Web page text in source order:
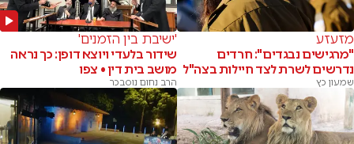
מזעזע
"מרגישים נבגדים": חרדים
נדרשים לשרת לצד חיילות בצה"ל
שמעון כץ
'ישיבת בין הזמנים'
שידור בלעדי ויוצא דופן: כך נראה
מושב בית דין • צפו
הרב נחום נוסבכר